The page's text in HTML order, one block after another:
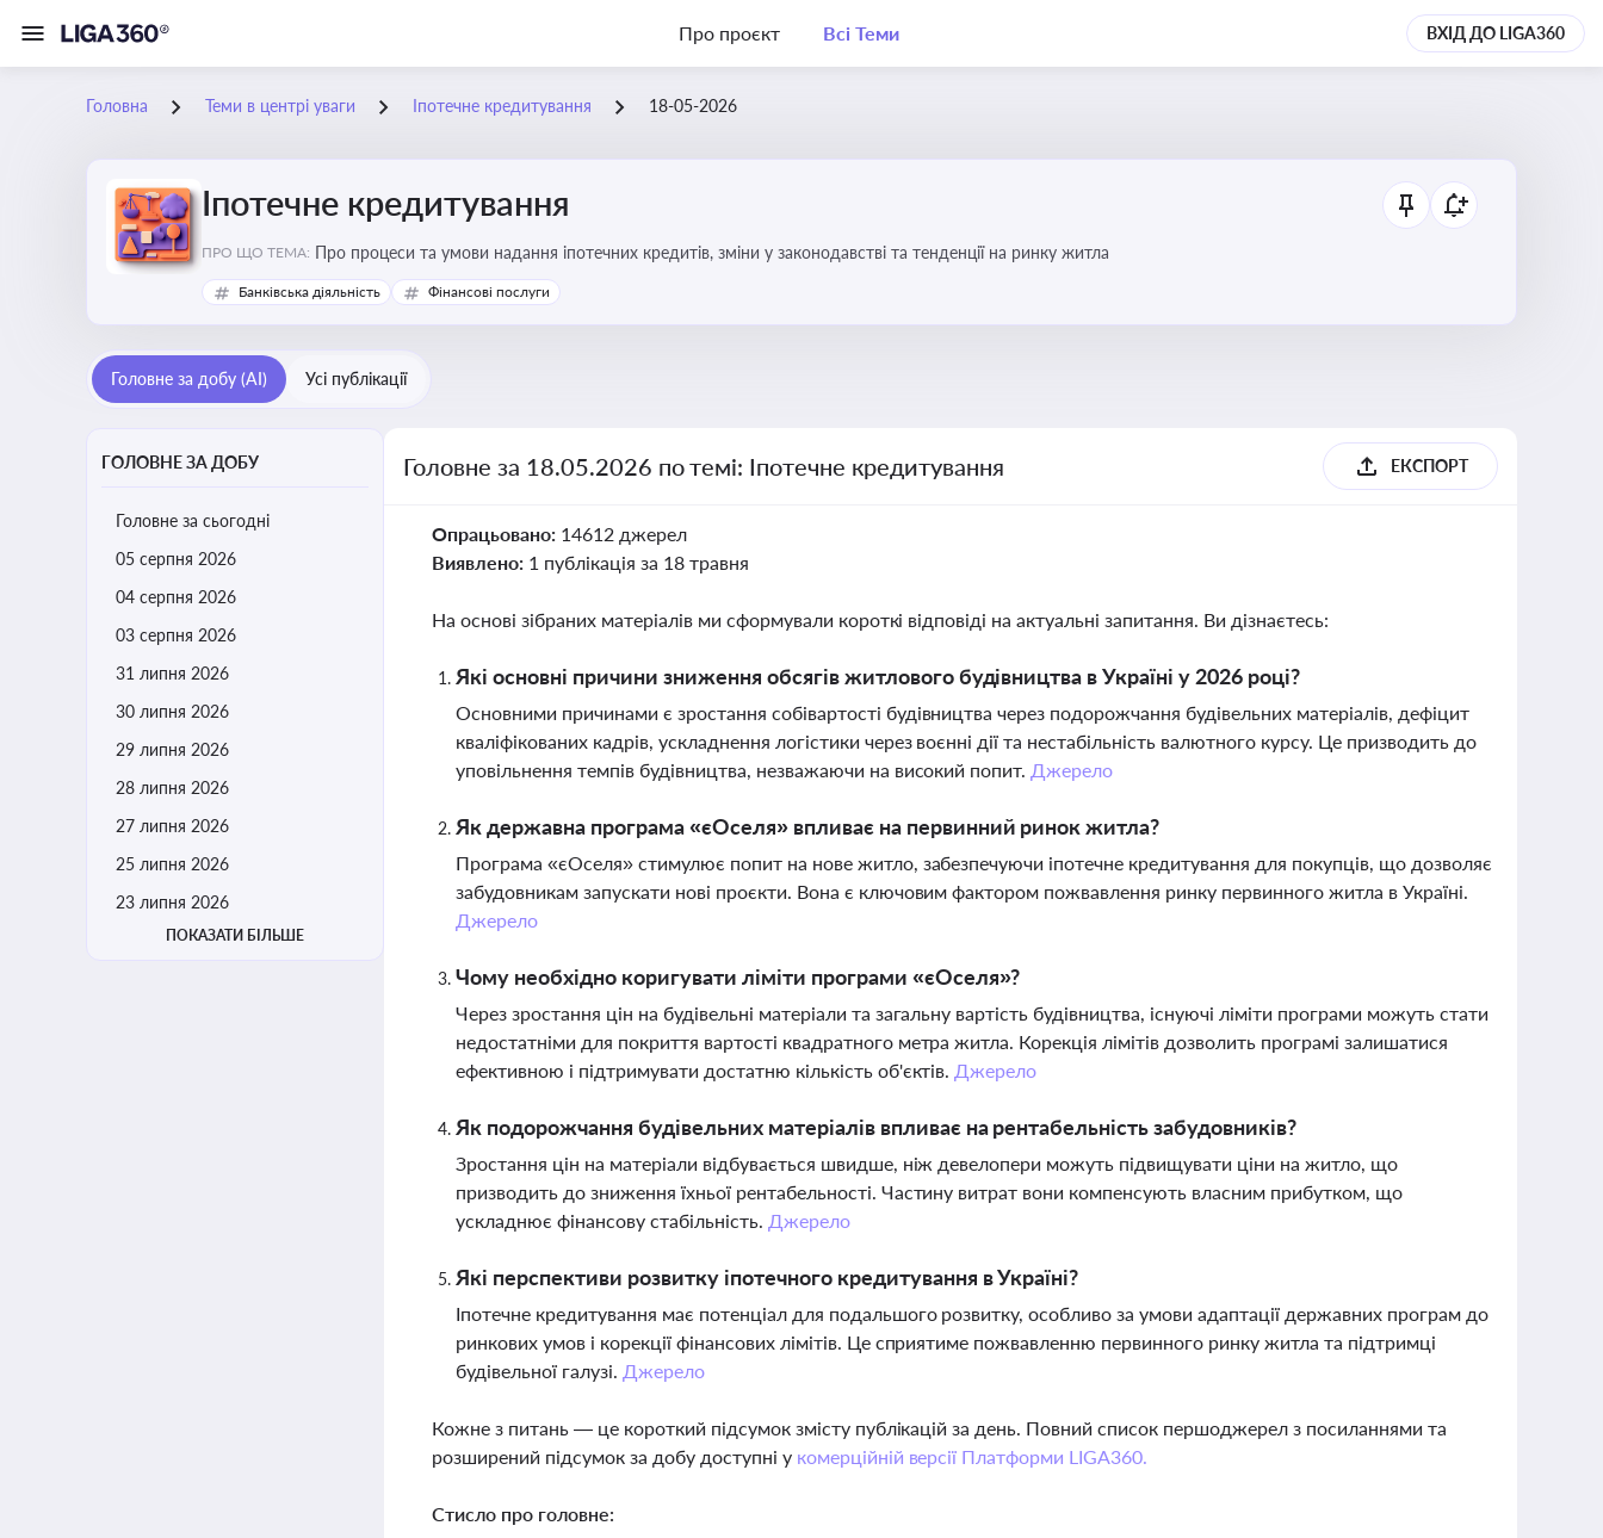
Про проєкт Всі Теми ВХІД ДО LIGA360
Головна Теми в центрі уваги Іпотечне кредитування 18-05-2026
Іпотечне кредитування
ПРО ЩО ТЕМА: Про процеси та умови надання іпотечних кредитів, зміни у законодавстві та тенденції на ринку житла
Банківська діяльність Фінансові послуги
Головне за добу (AI) Усі публікації
ГОЛОВНЕ ЗА ДОБУ
Головне за сьогодні
05 серпня 2026
04 серпня 2026
03 серпня 2026
31 липня 2026
30 липня 2026
29 липня 2026
28 липня 2026
27 липня 2026
25 липня 2026
23 липня 2026
ПОКАЗАТИ БІЛЬШЕ
Головне за 18.05.2026 по темі: Іпотечне кредитування ЕКСПОРТ
Опрацьовано: 14612 джерел
Виявлено: 1 публікація за 18 травня
На основі зібраних матеріалів ми сформували короткі відповіді на актуальні запитання. Ви дізнаєтесь:
Які основні причини зниження обсягів житлового будівництва в Україні у 2026 році?
Основними причинами є зростання собівартості будівництва через подорожчання будівельних матеріалів, дефіцит
кваліфікованих кадрів, ускладнення логістики через воєнні дії та нестабільність валютного курсу. Це призводить до
уповільнення темпів будівництва, незважаючи на високий попит. Джерело
Як державна програма «єОселя» впливає на первинний ринок житла?
Програма «єОселя» стимулює попит на нове житло, забезпечуючи іпотечне кредитування для покупців, що дозволяє
забудовникам запускати нові проєкти. Вона є ключовим фактором пожвавлення ринку первинного житла в Україні.
Джерело
Чому необхідно коригувати ліміти програми «єОселя»?
Через зростання цін на будівельні матеріали та загальну вартість будівництва, існуючі ліміти програми можуть стати
недостатніми для покриття вартості квадратного метра житла. Корекція лімітів дозволить програмі залишатися
ефективною і підтримувати достатню кількість об'єктів. Джерело
Як подорожчання будівельних матеріалів впливає на рентабельність забудовників?
Зростання цін на матеріали відбувається швидше, ніж девелопери можуть підвищувати ціни на житло, що
призводить до зниження їхньої рентабельності. Частину витрат вони компенсують власним прибутком, що
ускладнює фінансову стабільність. Джерело
Які перспективи розвитку іпотечного кредитування в Україні?
Іпотечне кредитування має потенціал для подальшого розвитку, особливо за умови адаптації державних програм до
ринкових умов і корекції фінансових лімітів. Це сприятиме пожвавленню первинного ринку житла та підтримці
будівельної галузі. Джерело
Кожне з питань — це короткий підсумок змісту публікацій за день. Повний список першоджерел з посиланнями та
розширений підсумок за добу доступні у комерційній версії Платформи LIGA360.
Стисло про головне: